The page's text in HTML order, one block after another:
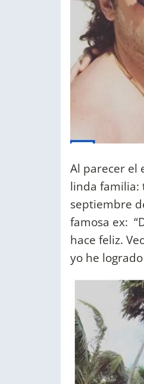
Al parecer el
linda familia:
septiembre
famosa ex:
hace feliz.
yo he